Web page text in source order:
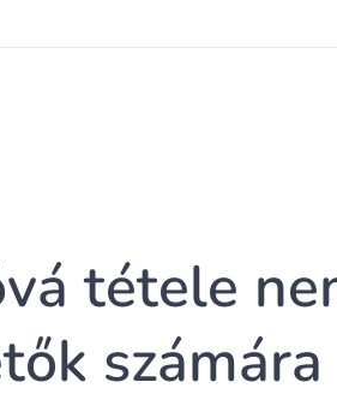
tétele
számára